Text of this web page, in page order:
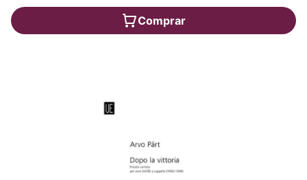
Comprar